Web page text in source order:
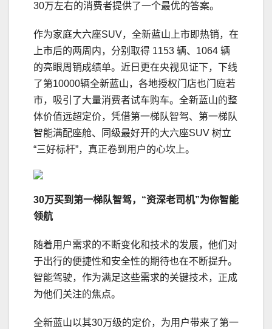
30万左右的消费者提供了一个最优的答案。
作为家庭大六座SUV，全新蓝山上市即热销，在
上市后的两周内，分别取得 1153 辆、1064 辆
的亮眼周销成绩单。近日更在央视见证下，下线
了第10000辆全新蓝山，各地授权门店也门庭若
市，吸引了大量消费者试车购车。全新蓝山的整
体价值远超定价，凭借第一梯队智驾、第一梯队
智能满配座舱、同级最好开的大六座SUV 树立
“三好标杆”，真正卷到用户的心坎上。
30万买到第一梯队智驾， “资深老司机”为你智能
领航
随着用户需求的不断变化和技术的发展，他们对
于出行的便捷性和安全性的期待也在不断提升。
智能驾驶，作为满足这些需求的关键技术，正成
为他们关注的焦点。
全新蓝山以其30万级的定价，为用户带来了第一